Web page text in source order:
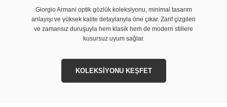
Giorgio Armani optik gözlük koleksiyonu, minimal tasarım
anlayışı ve yüksek kalite detaylarıyla öne çıkar. Zarif çizgileri
ve zamansız duruşuyla hem klasik hem de modern stillere
kusursuz uyum sağlar.
KOLEKSİYONU KEŞFET